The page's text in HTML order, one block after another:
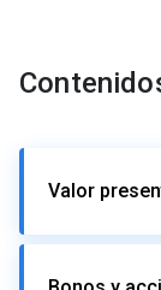
Valor